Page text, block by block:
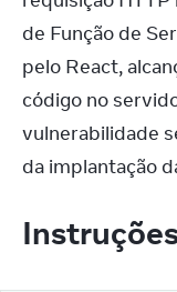
de Função de
pelo React,
código no
vulnerabilidade
da implantação